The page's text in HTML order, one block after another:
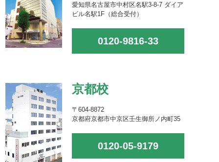
愛知県名古屋市中村区名駅3-8-7 ダイア
ビル名駅1F（総合受付）
0120-9816-33
京都校
〒604-8872
京都府京都市中京区壬生御所ノ内町35
0120-05-9179